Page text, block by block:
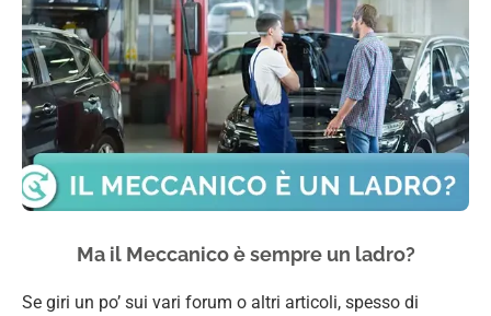
Ma il Meccanico è sempre un ladro?
Se giri un po’ sui vari forum o altri articoli, spesso di